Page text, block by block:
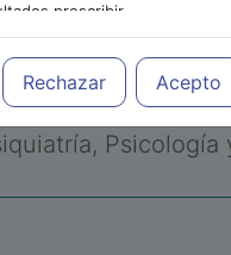
prescribir
el tratamiento más
Rechazar Acepto